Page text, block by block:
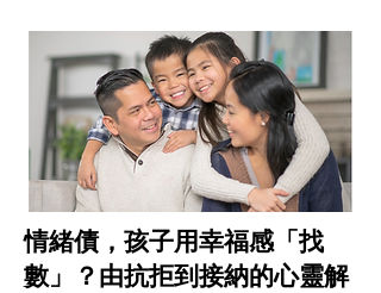
情緒債，孩子用幸福感「找
數」？由抗拒到接納的心靈解